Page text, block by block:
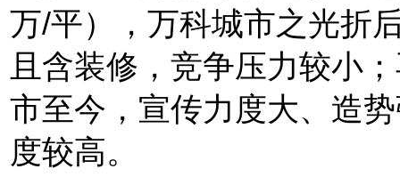
万/平），万科城市之光折
且含装修， 竞争压力较小
市至今，宣传力度大、造
度较高。